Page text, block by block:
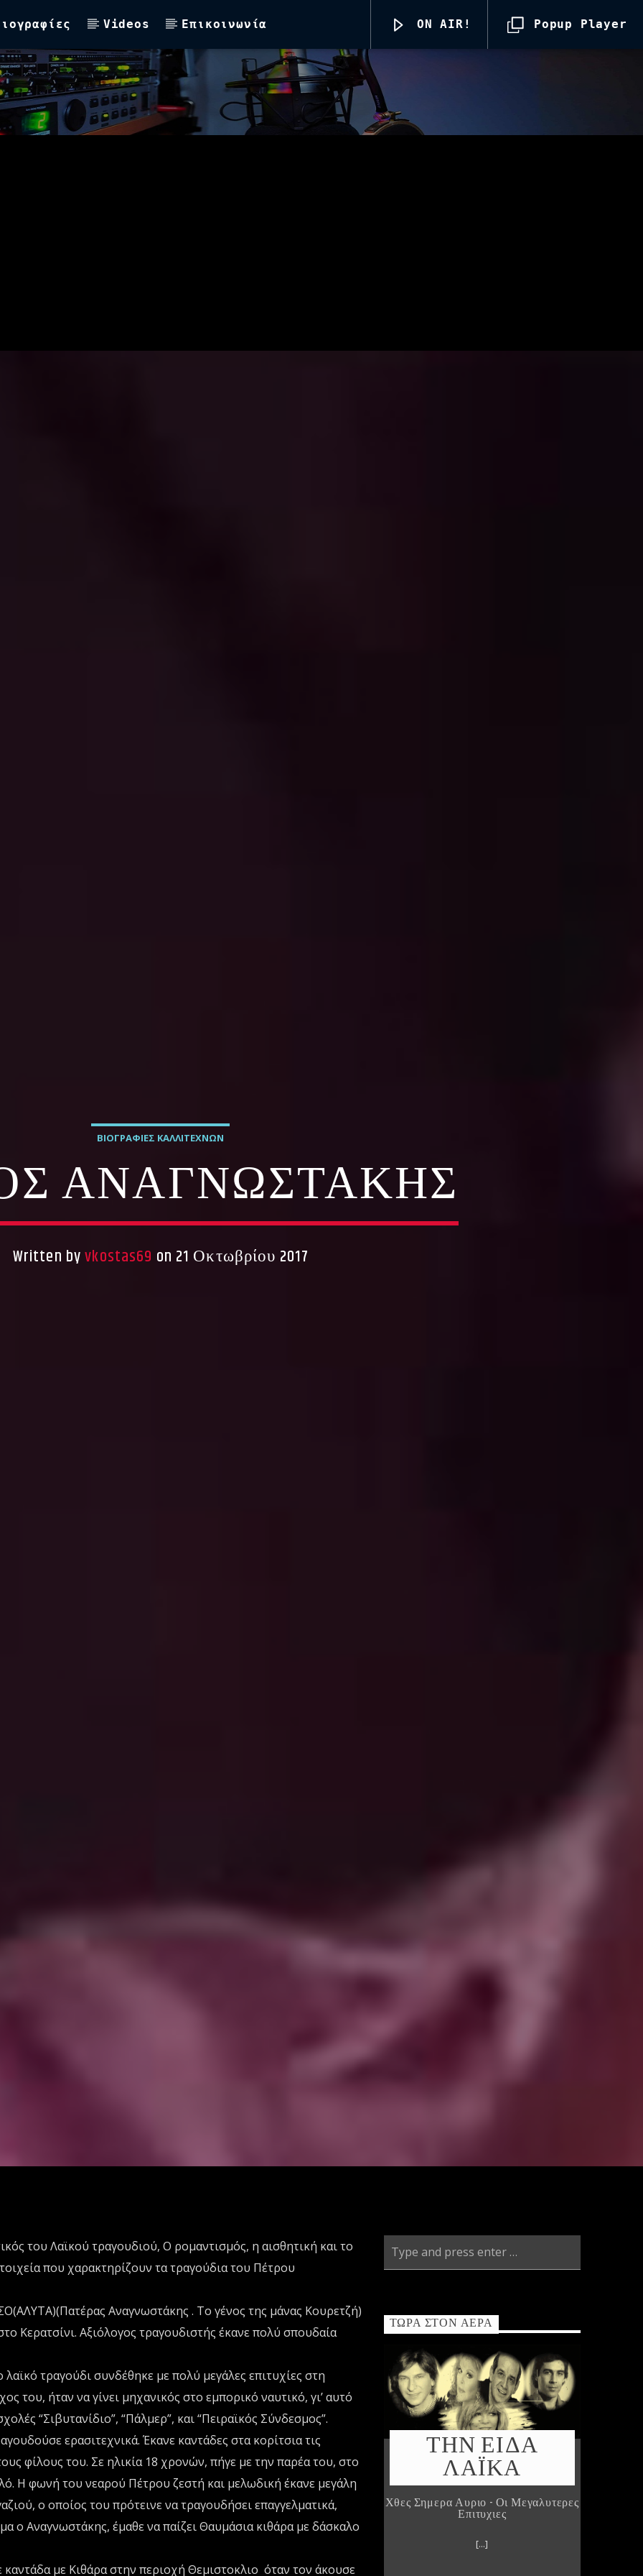
Videos Επικοινωνία Popup Player
ON AIR!
ΒΙΟΓΡΑΦΊΕΣ ΚΑΛΛΙΤΕΧΝΏΝ
ΑΝΑΓΝΩΣΤΆΚΗΣ
Written byvkostas69 on 21 Οκτωβρίου 2017
του Λαϊκού τραγουδιού, Ο ρομαντισμός, η αισθητική και το
που χαρακτηρίζουν τα τραγούδια του Πέτρου
Αναγνωστάκης . Το γένος της μάνας Κουρετζή)
Κερατσίνι. Αξιόλογος τραγουδιστής έκανε πολύ σπουδαία
τραγούδι συνδέθηκε με πολύ μεγάλες επιτυχίες στη
του, ήταν να γίνει μηχανικός στο εμπορικό ναυτικό, γι’ αυτό
“Σιβυτανίδιο”, “Πάλμερ”, και “Πειραϊκός Σύνδεσμος”.
ερασιτεχνικά. Έκανε καντάδες στα κορίτσια τις
φίλους του. Σε ηλικία 18 χρονών, πήγε με την παρέα του, στο
Η φωνή του νεαρού Πέτρου ζεστή και μελωδική έκανε μεγάλη
ο οποίος του πρότεινε να τραγουδήσει επαγγελματικά,
ο Αναγνωστάκης, έμαθε να παίζει Θαυμάσια κιθάρα με δάσκαλο
με Κιθάρα στην περιοχή Θεμιστοκλιο όταν τον άκουσε
ΤΏΡΑ ΣΤΟΝ ΑΈΡΑ
ΤΗΝ ΕΙΔΑ
ΛΑΪΚΑ
Χθες Σημερα Αυριο - Οι Μεγαλυτερες
Επιτυχιες
[...]